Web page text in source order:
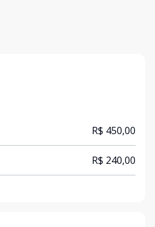
R$ 450,00
R$ 240,00